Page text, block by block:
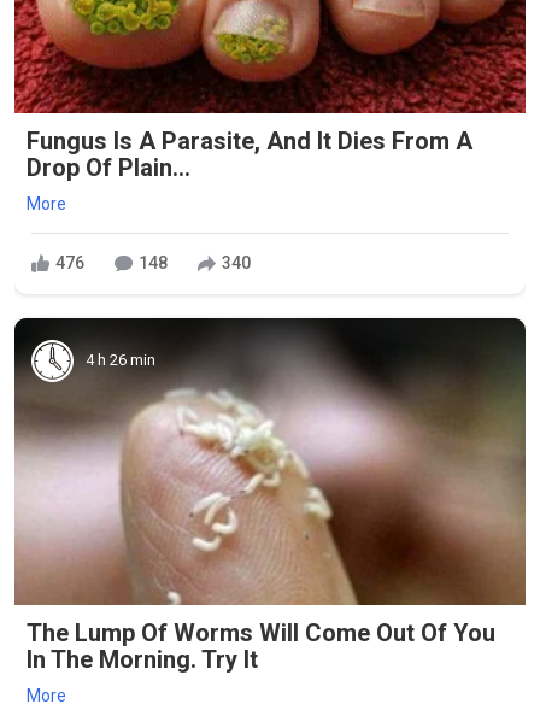
Fungus Is A Parasite, And It Dies From A
Drop Of Plain...
More
476 148 340
4 h 26 min
The Lump Of Worms Will Come Out Of You
In The Morning. Try It
More